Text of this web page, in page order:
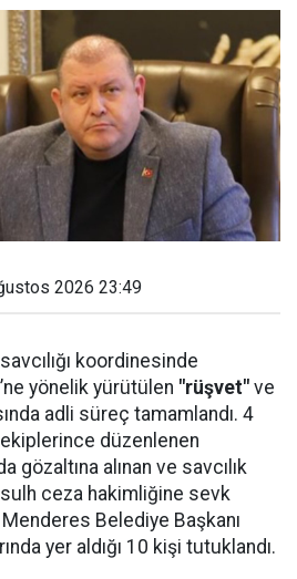
2026 23:49
koordinesinde
yönelik yürütülen "rüşvet" ve
adli süreç tamamlandı. 4
düzenlenen
gözaltına alınan ve savcılık
sulh ceza hakimliğine sevk
Belediye Başkanı
yer aldığı 10 kişi tutuklandı.